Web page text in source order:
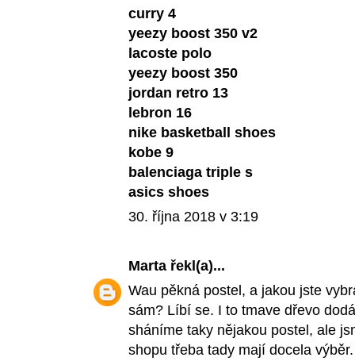
curry 4
yeezy boost 350 v2
lacoste polo
yeezy boost 350
jordan retro 13
lebron 16
nike basketball shoes
kobe 9
balenciaga triple s
asics shoes
30. října 2018 v 3:19
Marta řekl(a)...
Wau pěkná postel, a jakou jste
sám? Líbí se. I to tmave dřevo
sháníme taky nějakou postel, ale
shopu třeba tady mají docela